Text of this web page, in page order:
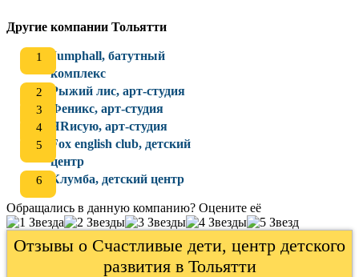
Другие компании Тольятти
Jumphall, батутный
комплекс
Рыжий лис, арт-студия
Феникс, арт-студия
ЯRисую, арт-студия
Fox english club, детский
центр
Клумба, детский центр
Обращались в данную компанию? Оцените её
Отзывы о Счастливые дети, центр детского
развития в Тольятти